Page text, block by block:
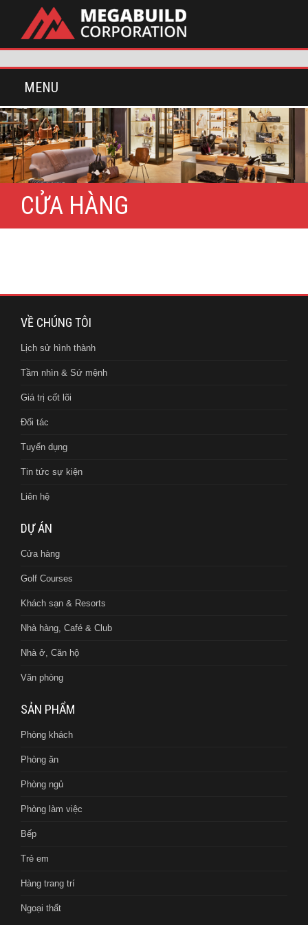
MENU
CỬA HÀNG
VỀ CHÚNG TÔI
Lịch sử hình thành
Tầm nhìn & Sứ mệnh
Giá trị cốt lõi
Đối tác
Tuyển dụng
Tin tức sự kiện
Liên hệ
DỰ ÁN
Cửa hàng
Golf Courses
Khách sạn & Resorts
Nhà hàng, Café & Club
Nhà ở, Căn hộ
Văn phòng
SẢN PHẨM
Phòng khách
Phòng ăn
Phòng ngủ
Phòng làm việc
Bếp
Trẻ em
Hàng trang trí
Ngoại thất